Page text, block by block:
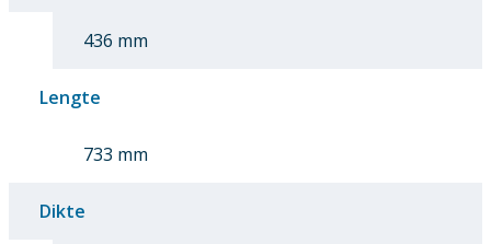
436 mm
Lengte
733 mm
Dikte